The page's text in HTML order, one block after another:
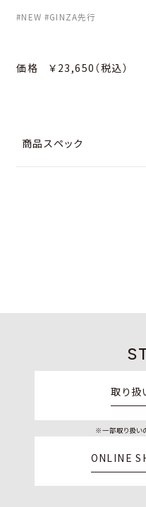
#NEW #GINZA先行
価格 ￥23,650（税込）
商品スペック
取り扱
※一部取り扱い
ONLINE